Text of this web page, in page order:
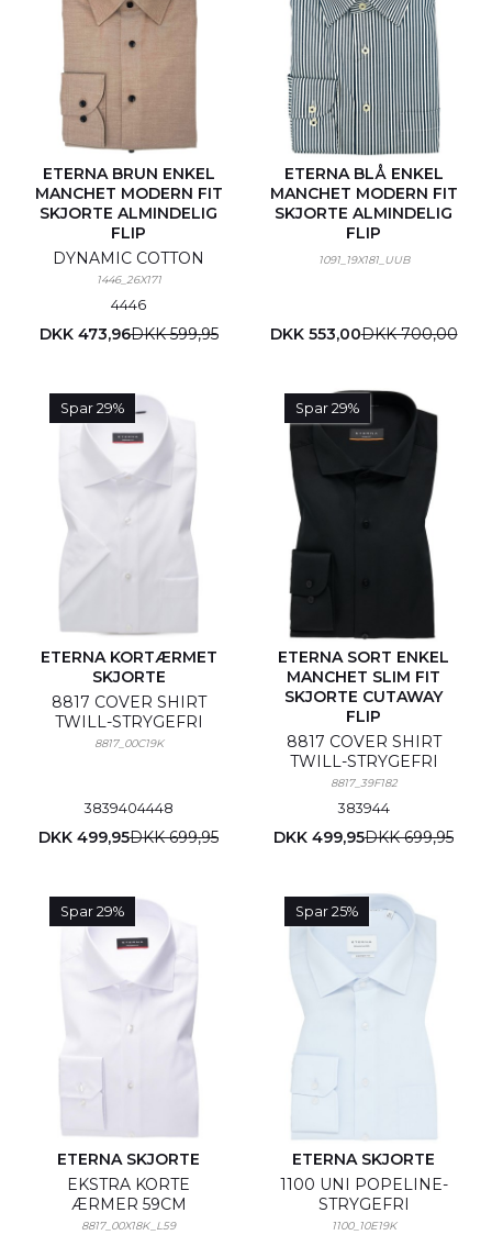
ETERNA BRUN ENKEL
MANCHET MODERN FIT
SKJORTE ALMINDELIG
FLIP
DYNAMIC COTTON
1446_26X171
4446
DKK 473,96DKK 599,95
ETERNA BLÅ ENKEL
MANCHET MODERN FIT
SKJORTE ALMINDELIG
FLIP
1091_19X181_UUB
DKK 553,00DKK 700,00
Spar 29%
ETERNA KORTÆRMET
SKJORTE
8817 COVER SHIRT
TWILL-STRYGEFRI
8817_00C19K
3839404448
DKK 499,95DKK 699,95
Spar 29%
ETERNA SORT ENKEL
MANCHET SLIM FIT
SKJORTE CUTAWAY
FLIP
8817 COVER SHIRT
TWILL-STRYGEFRI
8817_39F182
383944
DKK 499,95DKK 699,95
Spar 29%
ETERNA SKJORTE
EKSTRA KORTE
ÆRMER 59CM
8817_00X18K_L59
Spar 25%
ETERNA SKJORTE
1100 UNI POPELINE-
STRYGEFRI
1100_10E19K